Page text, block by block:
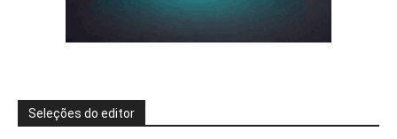
Seleções do editor